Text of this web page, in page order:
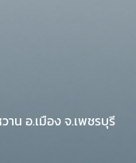
าน อ.เมือง จ.เพชรบุรี